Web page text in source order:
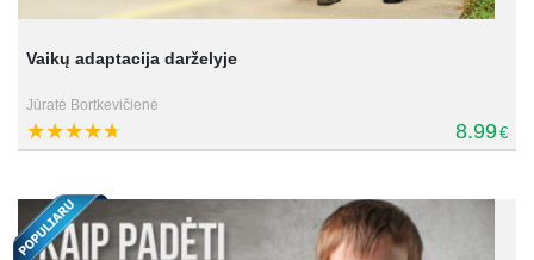
Vaikų adaptacija darželyje
Jūratė Bortkevičienė
8.99€